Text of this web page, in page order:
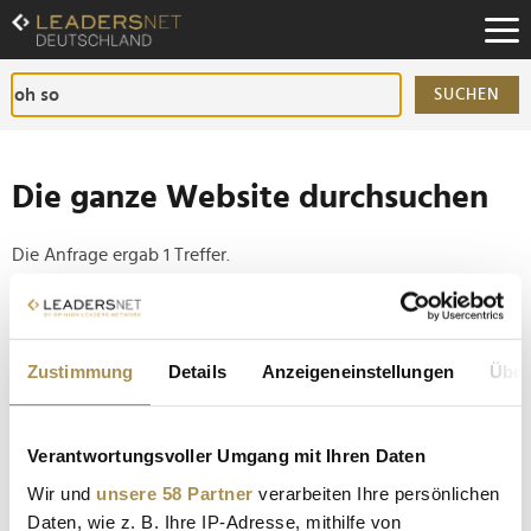
Zustimmung Details Anzeigeneinstellungen
Verantwortungsvoller Umgang mit Ihren Daten
Wir und unsere 58 Partner verarbeiten Ihre persönlichen
Daten, wie z. B. Ihre IP-Adresse, mithilfe von
Zum
Inhalt
Zur
Fußzeilen-
Navigation
SUCHEN
Die ganze Website durchsuchen
Die Anfrage ergab 1 Treffer.
Tipp
Seiten suchen, die genau diese Wortgruppe enthalten:
OH-SO Digital eröffnet drittes Büro in Berlin